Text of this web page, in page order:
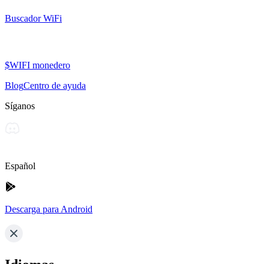
Buscador WiFi
$WIFI monedero
BlogCentro de ayuda
Síganos
Español
Descarga para Android